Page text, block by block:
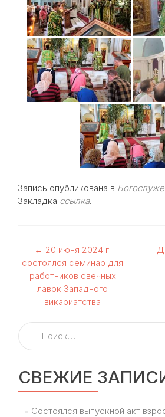
Запись опубликована в
Закладка ссылка.
Навигация
по
записям
← 20 июня 2024 г.
состоялся семинар для
работников свечных
лавок Западного
викариатства
Найти:
СВЕЖИЕ
Состоялся выпускной акт